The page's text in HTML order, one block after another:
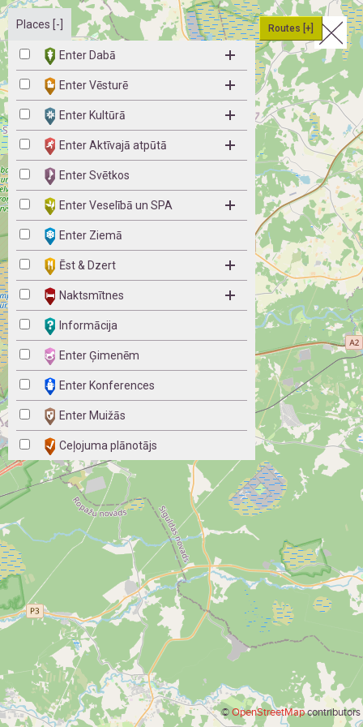
©OpenStreetMapcontributors
Places [-]
Enter Dabā
Enter Vēsturē
Enter Kultūrā
Enter Aktīvajā atpūtā
Enter Svētkos
Enter Veselībā un SPA
Enter Ziemā
Ēst & Dzert
Naktsmītnes
Informācija
Enter Ģimenēm
Enter Konferences
Enter Muižās
Ceļojuma plānotājs
Routes [+]